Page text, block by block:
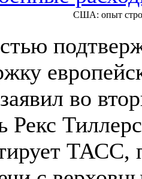
США: опыт
во
Рекс
ТАСС,